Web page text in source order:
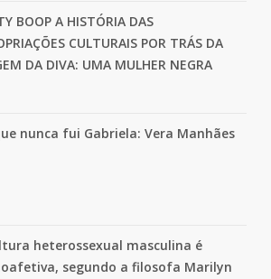
BOOP A HISTÓRIA DAS
CULTURAIS POR TRÁS DA
DA DIVA: UMA MULHER NEGRA
nunca fui Gabriela: Vera Manhães
heterossexual masculina é
segundo a filosofa Marilyn